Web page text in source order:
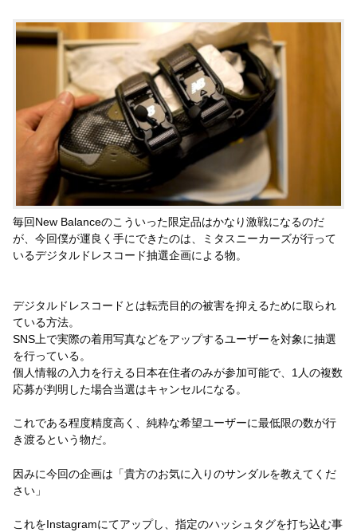
毎回New Balanceのこういった限定品はかなり激戦になるのだ
が、今回僕が運良く手にできたのは、ミタスニーカーズが行って
いるデジタルドレスコード抽選企画による物。
デジタルドレスコードとは転売目的の被害を抑えるために取られ
ている方法。
SNS上で実際の着用写真などをアップするユーザーを対象に抽選
を行っている。
個人情報の入力を行える日本在住者のみが参加可能で、1人の複数
応募が判明した場合当選はキャンセルになる。
これである程度精度高く、純粋な希望ユーザーに最低限の数が行
き渡るという物だ。
因みに今回の企画は「貴方のお気に入りのサンダルを教えてくだ
さい」
これをInstagramにてアップし、指定のハッシュタグを打ち込む事